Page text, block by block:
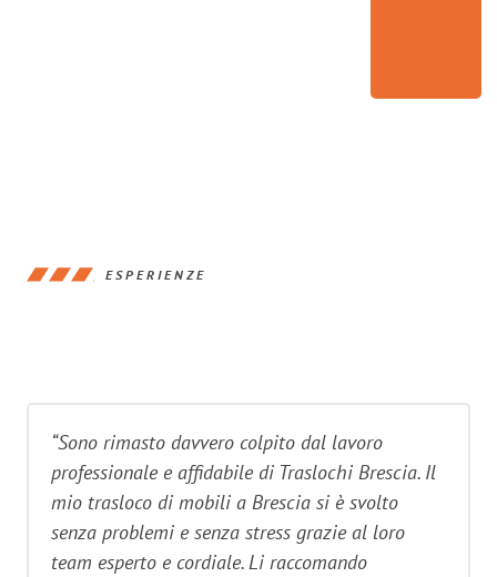
ESPERIENZE
“Sono rimasto davvero colpito dal lavoro
professionale e affidabile di Traslochi Brescia. Il
mio trasloco di mobili a Brescia si è svolto
senza problemi e senza stress grazie al loro
team esperto e cordiale. Li raccomando